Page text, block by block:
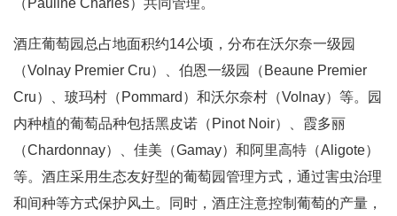
（Pauline Charles）共同管理。
酒庄葡萄园总占地面积约14公顷，分布在沃尔奈一级园
（Volnay Premier Cru）、伯恩一级园（Beaune Premier
Cru）、玻玛村（Pommard）和沃尔奈村（Volnay）等。园
内种植的葡萄品种包括黑皮诺（Pinot Noir）、霞多丽
（Chardonnay）、佳美（Gamay）和阿里高特（Aligote）
等。酒庄采用生态友好型的葡萄园管理方式，通过害虫治理
和间种等方式保护风土。同时，酒庄注意控制葡萄的产量，